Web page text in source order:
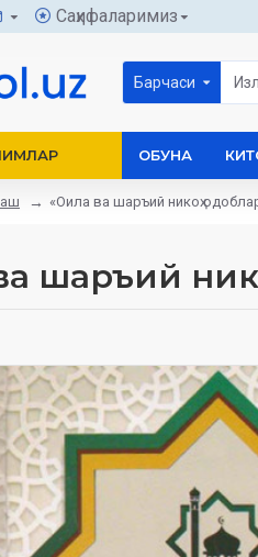
Саҳифаларимиз
Барчаси
ОБУНА
«Оила ва шаръий никоҳ
шаръий